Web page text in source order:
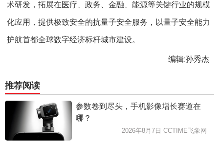
术研发，拓展在医疗、政务、金融、能源等关键行业的规模
化应用，提供极致安全的抗量子安全服务，以量子安全能力
护航首都全球数字经济标杆城市建设。
编辑:孙秀杰
推荐阅读
参数卷到尽头，手机影像增长赛道在
哪？
2026年8月7日 CCTIME飞象网